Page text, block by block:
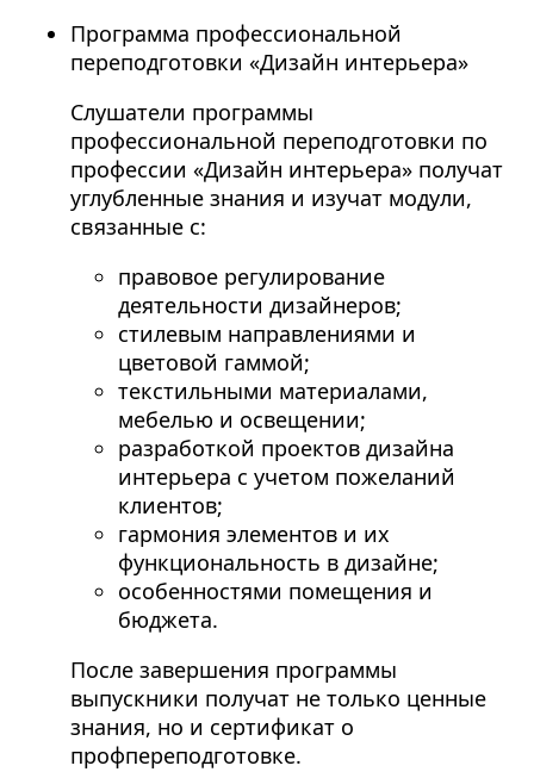
Программа профессиональной
переподготовки «Дизайн интерьера»
Слушатели программы
профессиональной переподготовки по
профессии «Дизайн интерьера» получат
углубленные знания и изучат модули,
связанные с:
правовое регулирование
деятельности дизайнеров;
стилевым направлениями и
цветовой гаммой;
текстильными материалами,
мебелью и освещении;
разработкой проектов дизайна
интерьера с учетом пожеланий
клиентов;
гармония элементов и их
функциональность в дизайне;
особенностями помещения и
бюджета.
После завершения программы
выпускники получат не только ценные
знания, но и сертификат о
профпереподготовке.